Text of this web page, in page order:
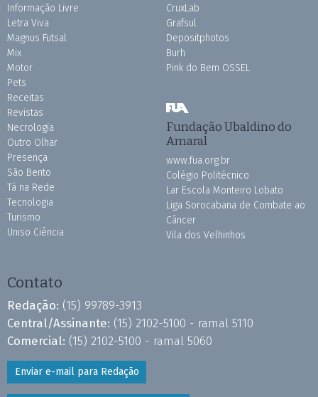
Informação Livre
Letra Viva
Magnus Futsal
Mix
Motor
Pets
Receitas
Revistas
Necrologia
Outro Olhar
Presença
São Bento
Tá na Rede
Tecnologia
Turismo
Uniso Ciência
CruxLab
Grafsul
Depositphotos
Burh
Pink do Bem OSSEL
Fundação Ubaldino do
Amaral
www.fua.org.br
Colégio Politécnico
Lar Escola Monteiro Lobato
Liga Sorocabana de Combate ao
Câncer
Vila dos Velhinhos
Contato
Redação: (15) 99789-3913
Central/Assinante: (15) 2102-5100 - ramal 5110
Comercial: (15) 2102-5100 - ramal 5060
Enviar e-mail para Redação